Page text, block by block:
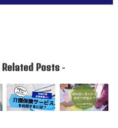
Related Posts-